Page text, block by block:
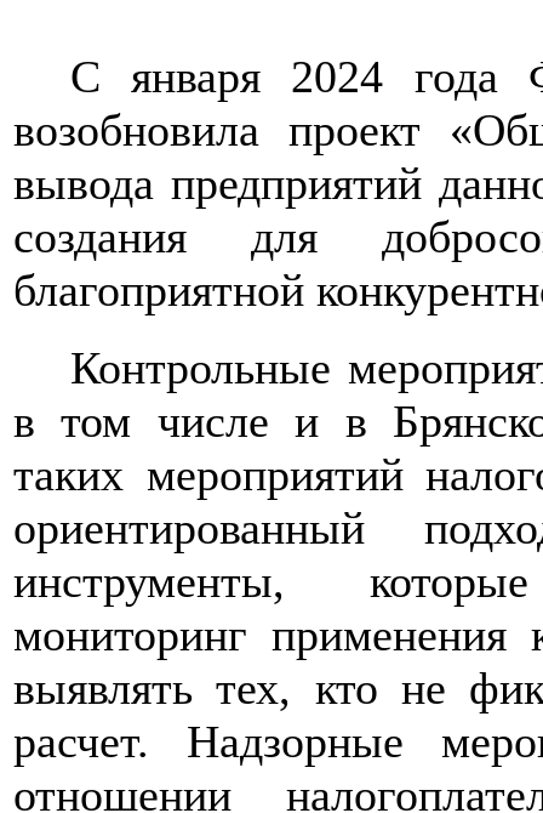
С января 2024 года
возобновила проект
вывода предприятий
создания для
благоприятной
Контрольные
в том числе и в
таких мероприятий
ориентированный
инструменты,
мониторинг применения
выявлять тех, кто не
расчет. Надзорные
отношении